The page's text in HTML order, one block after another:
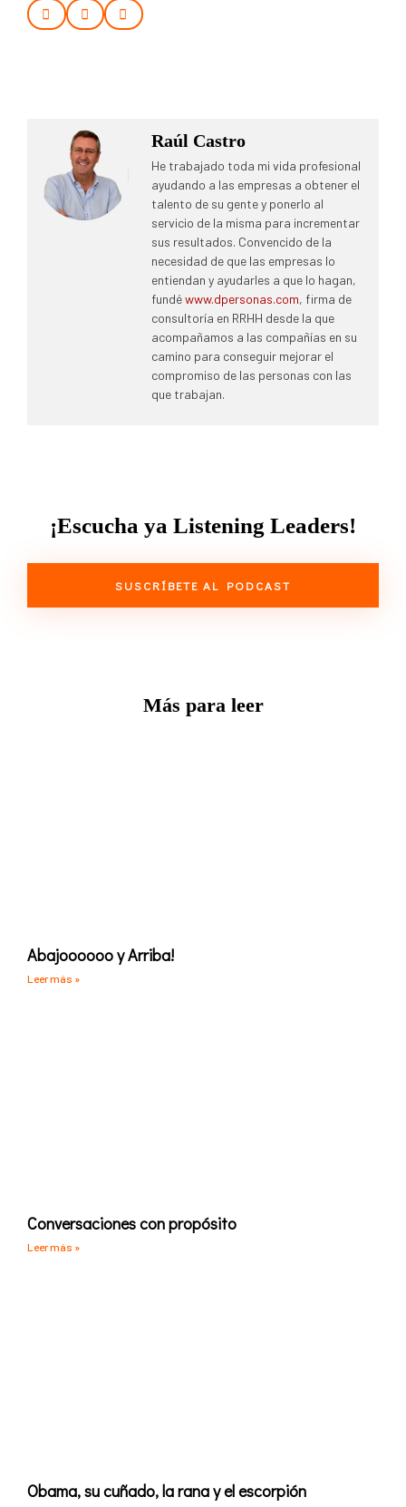
Raúl Castro
He trabajado toda mi vida profesional
ayudando a las empresas a obtener el
talento de su gente y ponerlo al
servicio de la misma para incrementar
sus resultados. Convencido de la
necesidad de que las empresas lo
entiendan y ayudarles a que lo hagan,
fundéwww.dpersonas.com, firma de
consultoría en RRHH desde la que
acompañamos a las compañías en su
camino para conseguir mejorar el
compromiso de las personas con las
que trabajan.
¡Escucha ya Listening Leaders!
SUSCRÍBETE AL PODCAST
Más para leer
Abajoooooo y Arriba!
Leer más »
Conversaciones con propósito
Leer más »
Obama, su cuñado, la rana y el escorpión